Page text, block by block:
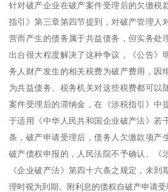
针对破产企业在破产案件受理后的欠缴税
指引》第三章第四节提到，对破产管理人
营而产生的债务属于共益债务，但实务处
出台很大程度解决了这种争议，《公告》
务人财产发生的相关税费为破产费用，因
为共益债务。税务机关对这些税费都可以
案件受理后的滞纳金，在《涉税指引》中
于适用《中华人民共和国企业破产法》若
条，破产申请受理后，债务人欠缴款项产
破产债权申报的，人民法院不予确认。《
《企业破产法》第四十六条之规定，未到
理时视为到期。附利息的债权自破产申请受